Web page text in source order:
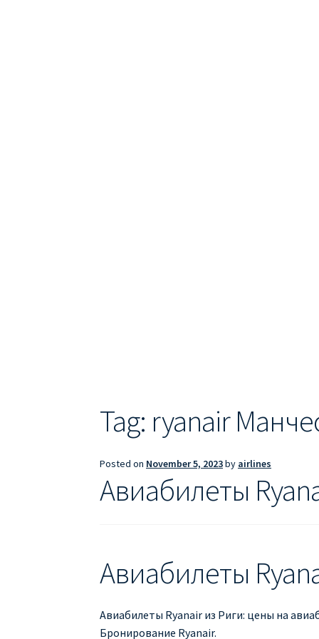
Информация по бронированию билетов
ПРАВИЛА РЕГИСТРАЦИИ ПРИЛОЖЕНИЕ
Tag: ryanair
Posted on November 5, 2023by airlines
Авиабилеты
Авиабилеты
Авиабилеты Ryanair из Риги: цены на
Бронирование Ryanair.